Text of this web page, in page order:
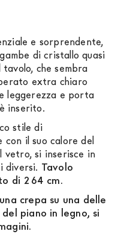
e sorprendente,
di cristallo quasi
che sembra
extra chiaro
leggerezza e porta
inserito.
stile di
con il suo calore del
si inserisce in
diversi. Tavolo
di 264 cm.
crepa su una delle
piano in legno, si